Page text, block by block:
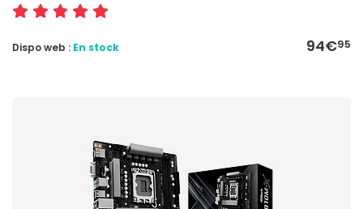
94€95
Dispo web : En stock